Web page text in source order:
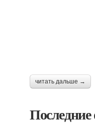
читать дальше →
Последние